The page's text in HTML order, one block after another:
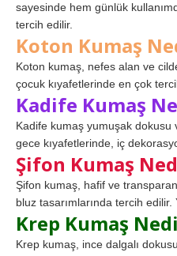
sayesinde hem günlük
tercih edilir.
Koton Kumaş
Koton kumaş, nefes alan ve
çocuk kıyafetlerinde en çok
Kadife Kumaş
Kadife kumaş yumuşak dokusu
gece kıyafetlerinde, iç
Şifon Kumaş
Şifon kumaş, hafif ve
bluz tasarımlarında tercih
Krep Kumaş
Krep kumaş, ince dalgalı